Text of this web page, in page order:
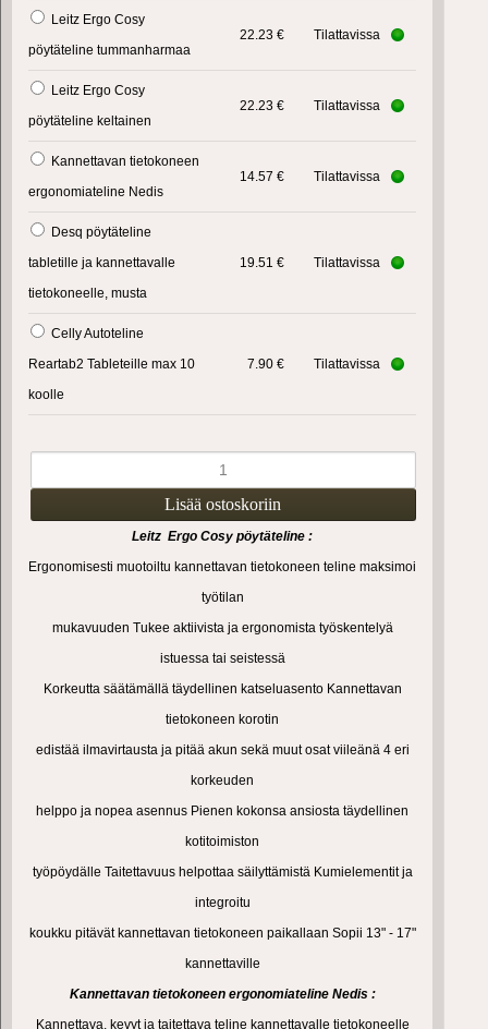
Leitz Ergo Cosy
pöytäteline tummanharmaa
22.23 € Tilattavissa
Leitz Ergo Cosy
pöytäteline keltainen
22.23 € Tilattavissa
Kannettavan tietokoneen
ergonomiateline Nedis
14.57 € Tilattavissa
Desq pöytäteline
tabletille ja kannettavalle
tietokoneelle, musta
19.51 € Tilattavissa
Celly Autoteline
Reartab2 Tableteille max 10
koolle
7.90 € Tilattavissa
Leitz Ergo Cosy pöytäteline :
Ergonomisesti muotoiltu kannettavan tietokoneen teline maksimoi
työtilan
mukavuuden Tukee aktiivista ja ergonomista työskentelyä
istuessa tai seistessä
Korkeutta säätämällä täydellinen katseluasento Kannettavan
tietokoneen korotin
edistää ilmavirtausta ja pitää akun sekä muut osat viileänä 4 eri
korkeuden
helppo ja nopea asennus Pienen kokonsa ansiosta täydellinen
kotitoimiston
työpöydälle Taitettavuus helpottaa säilyttämistä Kumielementit ja
integroitu
koukku pitävät kannettavan tietokoneen paikallaan Sopii 13" - 17"
kannettaville
Kannettavan tietokoneen ergonomiateline Nedis :
Kannettava, kevyt ja taitettava teline kannettavalle tietokoneelle